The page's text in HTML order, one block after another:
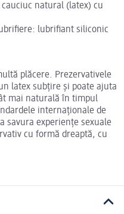
natural (latex) cu
lubrifiant siliconic
plăcere. Prezervativele
latex subțire și poate ajuta
mai naturală în timpul
internaționale de
savura experiențe sexuale
cu formă dreaptă, cu